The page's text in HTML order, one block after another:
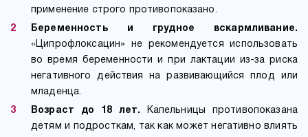
применение строго противопоказано.
Беременность и грудное вскармливание.
«Ципрофлоксацин» не рекомендуется использовать
во время беременности и при лактации из-за риска
негативного действия на развивающийся плод или
младенца.
Возраст до 18 лет. Капельницы противопоказана
детям и подросткам, так как может негативно влиять